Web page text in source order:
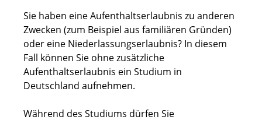
Sie haben eine Aufenthaltserlaubnis zu anderen
Zwecken (zum Beispiel aus familiären Gründen)
oder eine Niederlassungserlaubnis? In diesem
Fall können Sie ohne zusätzliche
Aufenthaltserlaubnis ein Studium in
Deutschland aufnehmen.
Während des Studiums dürfen Sie